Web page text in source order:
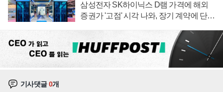
삼성전자 SK하이닉스 D램 가격에 해외
증권가 '고점' 시각 나와, 장기 계약에 단점
기사댓글0개